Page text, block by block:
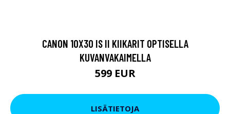
CANON 10X30 IS II KIIKARIT OPTISELLA
KUVANVAKAIMELLA
599 EUR
LISÄTIETOJA